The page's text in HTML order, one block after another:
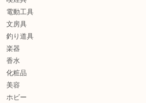
電動工具
文房具
釣り道具
楽器
香水
化粧品
美容
ホビー